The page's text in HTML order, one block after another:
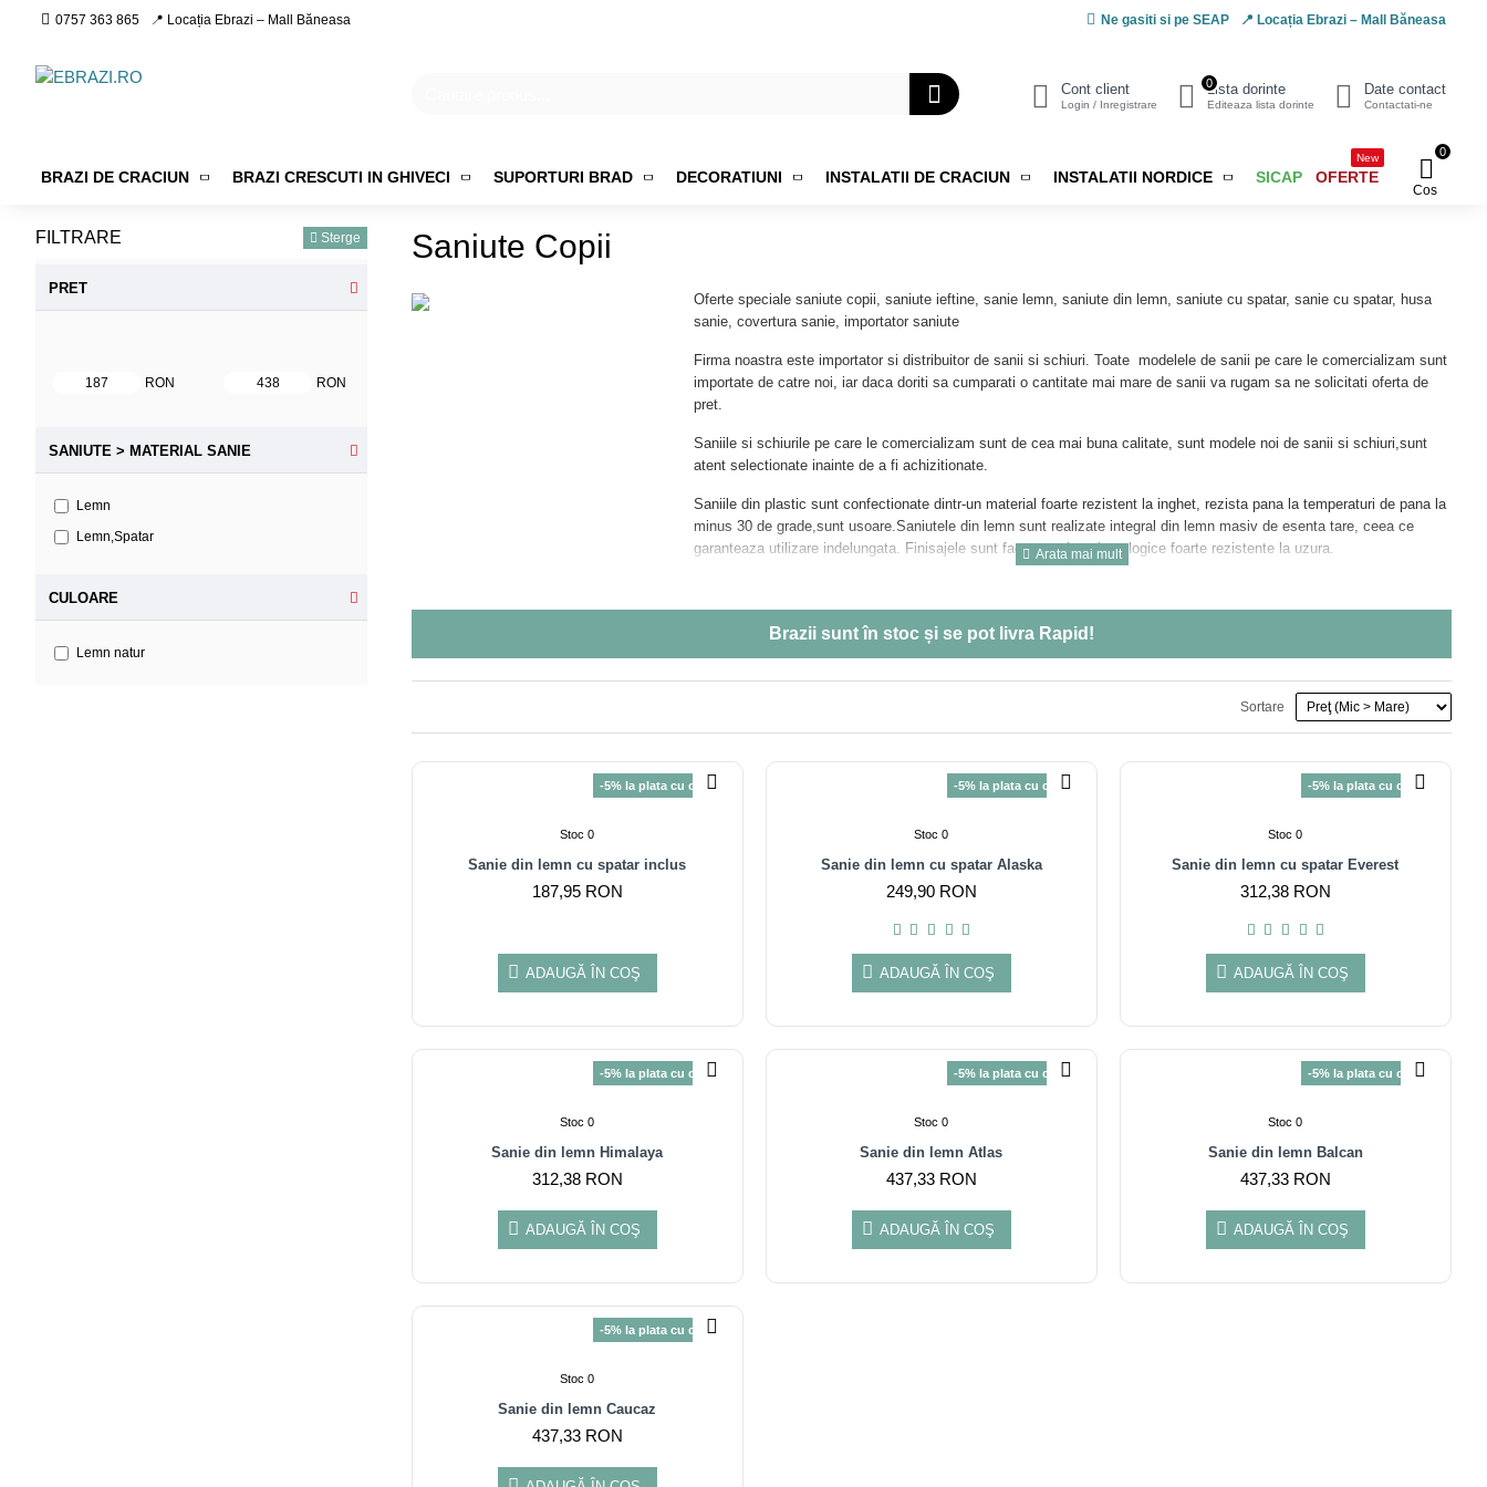
0757 363 865 📍 Locația Ebrazi – Mall Băneasa Ne gasiti si pe SEAP 📍 Locația Ebrazi – Mall Băneasa
Cont client
Login / Inregistrare
Lista dorinte
Editeaza lista dorinte
0 Date contact
Contactati-ne
BRAZI DE CRACIUN BRAZI CRESCUTI IN GHIVECI SUPORTURI BRAD DECORATIUNI INSTALATII DE CRACIUN INSTALATII NORDICE SICAP OFERTE
New
Cos
0
FILTRARE Sterge
PRET
RON RON
SANIUTE > MATERIAL SANIE
Lemn
Lemn,Spatar
CULOARE
Lemn natur
Saniute Copii
Oferte speciale saniute copii, saniute ieftine, sanie lemn, saniute din lemn, saniute cu spatar, sanie cu spatar, husa
sanie, covertura sanie, importator saniute
Firma noastra este importator si distribuitor de sanii si schiuri. Toate modelele de sanii pe care le comercializam sunt
importate de catre noi, iar daca doriti sa cumparati o cantitate mai mare de sanii va rugam sa ne solicitati oferta de
pret.
Saniile si schiurile pe care le comercializam sunt de cea mai buna calitate, sunt modele noi de sanii si schiuri,sunt
atent selectionate inainte de a fi achizitionate.
Saniile din plastic sunt confectionate dintr-un material foarte rezistent la inghet, rezista pana la temperaturi de pana la
minus 30 de grade,sunt usoare.Saniutele din lemn sunt realizate integral din lemn masiv de esenta tare, ceea ce
garanteaza utilizare indelungata. Finisajele sunt facute cu lacuri ecologice foarte rezistente la uzura.
Brazii suntîn stocși se pot livra Rapid!
Sortare
-5% la plata cu cardul
Stoc 0
Sanie din lemn cu spatar inclus
187,95 RON
ADAUGĂ ÎN COŞ
-5% la plata cu cardul
Stoc 0
Sanie din lemn cu spatar Alaska
249,90 RON
ADAUGĂ ÎN COŞ
-5% la plata cu cardul
Stoc 0
Sanie din lemn cu spatar Everest
312,38 RON
ADAUGĂ ÎN COŞ
-5% la plata cu cardul
Stoc 0
Sanie din lemn Himalaya
312,38 RON
ADAUGĂ ÎN COŞ
-5% la plata cu cardul
Stoc 0
Sanie din lemn Atlas
437,33 RON
ADAUGĂ ÎN COŞ
-5% la plata cu cardul
Stoc 0
Sanie din lemn Balcan
437,33 RON
ADAUGĂ ÎN COŞ
-5% la plata cu cardul
Stoc 0
Sanie din lemn Caucaz
437,33 RON